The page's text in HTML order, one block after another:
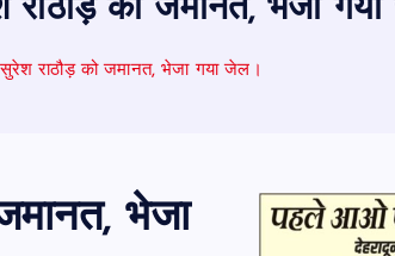
राठौड़ को जमानत, भेजा
सुरेश राठौड़ को जमानत, भेजा गया जेल।
भेजा